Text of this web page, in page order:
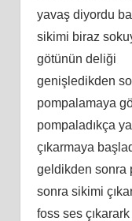
yavaş diyordu
sikimi biraz
götünün deliği
genişledikden
pompalamaya
pompaladıkça
çıkarmaya
geldikden sonra
sonra sikimi
foss ses